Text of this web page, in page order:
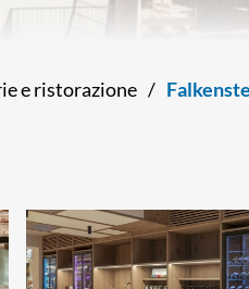
e ristorazione /